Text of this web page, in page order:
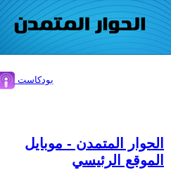
بودكاست
الحوار المتمدن - موبايل
الموقع الرئيسي